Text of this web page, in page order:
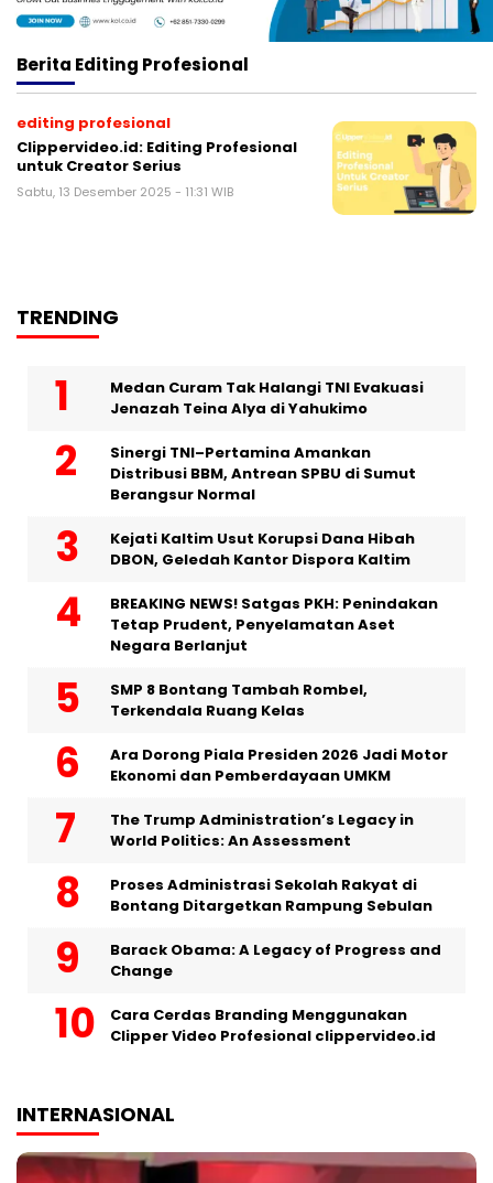
Berita Editing Profesional
editing profesional
Clippervideo.id: Editing Profesional
untuk Creator Serius
Sabtu, 13 Desember 2025 - 11:31 WIB
TRENDING
Medan Curam Tak Halangi TNI Evakuasi
Jenazah Teina Alya di Yahukimo
Sinergi TNI–Pertamina Amankan
Distribusi BBM, Antrean SPBU di Sumut
Berangsur Normal
Kejati Kaltim Usut Korupsi Dana Hibah
DBON, Geledah Kantor Dispora Kaltim
BREAKING NEWS! Satgas PKH: Penindakan
Tetap Prudent, Penyelamatan Aset
Negara Berlanjut
SMP 8 Bontang Tambah Rombel,
Terkendala Ruang Kelas
Ara Dorong Piala Presiden 2026 Jadi Motor
Ekonomi dan Pemberdayaan UMKM
The Trump Administration’s Legacy in
World Politics: An Assessment
Proses Administrasi Sekolah Rakyat di
Bontang Ditargetkan Rampung Sebulan
Barack Obama: A Legacy of Progress and
Change
Cara Cerdas Branding Menggunakan
Clipper Video Profesional clippervideo.id
INTERNASIONAL